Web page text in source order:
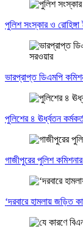
পুলিশ সংস্কার ও
ভারপ্রাপ্ত ডিএমপি
পুলিশের ৪ ঊর্ধ্বতন
গাজীপুরের পুলিশ
‘দরবারে হামলায় জড়িত